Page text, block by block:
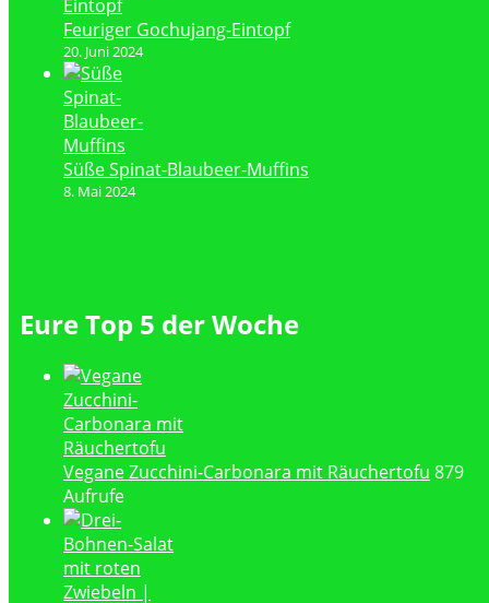
Feuriger Gochujang-Eintopf
20. Juni 2024
Süße Spinat-Blaubeer-Muffins
8. Mai 2024
Eure Top 5 der Woche
Vegane Zucchini-Carbonara mit Räuchertofu 879
Aufrufe